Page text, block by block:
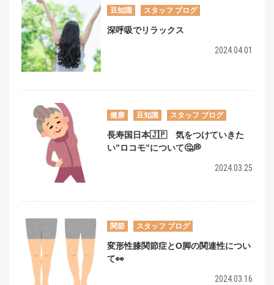
豆知識 スタッフ ブログ
深呼吸でリラックス
2024.04.01
健康 豆知識 スタッフ ブログ
長寿国日本🇯🇵 気をつけていきた
い”ロコモ”について🤔💭
2024.03.25
関節 スタッフ ブログ
変形性膝関節症とO脚の関連性につい
て👀
2024.03.16